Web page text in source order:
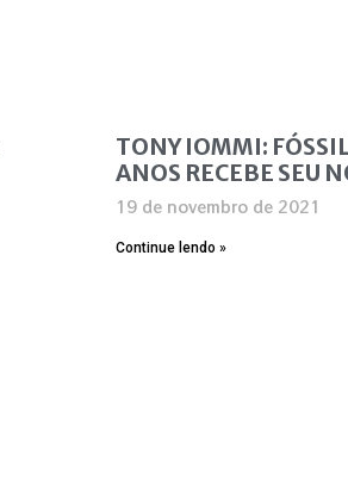
TONY IOMMI:
ANOS RECEBE SEU
19 de novembro de 2021
Continue lendo »